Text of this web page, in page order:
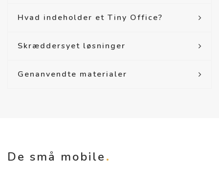
Hvad indeholder et Tiny Office?
Skræddersyet løsninger
Genanvendte materialer
De små mobile